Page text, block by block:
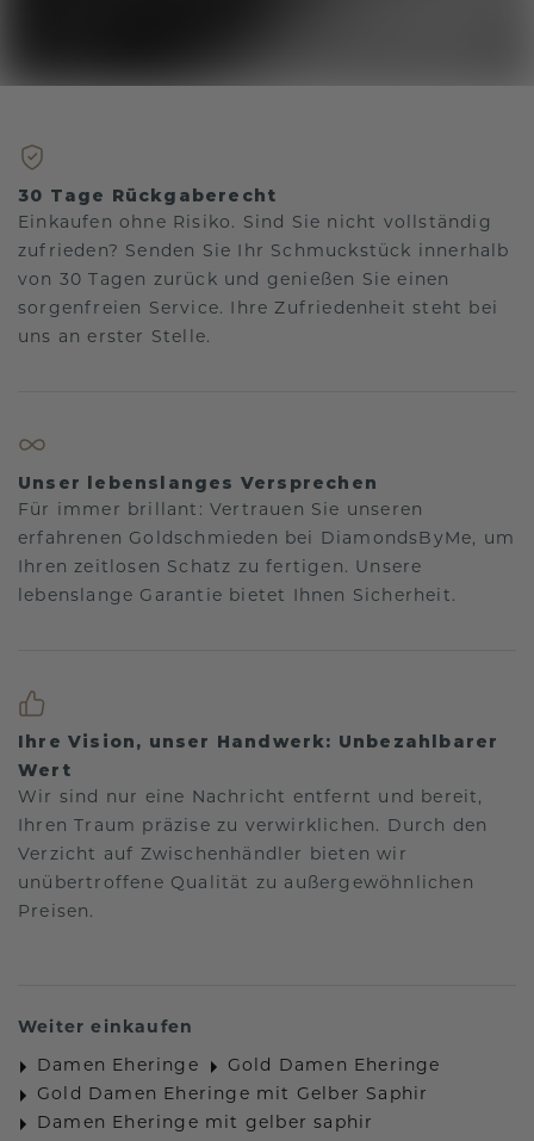
30 Tage Rückgaberecht
Einkaufen ohne Risiko. Sind Sie nicht vollständig
zufrieden? Senden Sie Ihr Schmuckstück innerhalb
von 30 Tagen zurück und genießen Sie einen
sorgenfreien Service. Ihre Zufriedenheit steht bei
uns an erster Stelle.
Unser lebenslanges Versprechen
Für immer brillant: Vertrauen Sie unseren
erfahrenen Goldschmieden bei DiamondsByMe, um
Ihren zeitlosen Schatz zu fertigen. Unsere
lebenslange Garantie bietet Ihnen Sicherheit.
Ihre Vision, unser Handwerk: Unbezahlbarer
Wert
Wir sind nur eine Nachricht entfernt und bereit,
Ihren Traum präzise zu verwirklichen. Durch den
Verzicht auf Zwischenhändler bieten wir
unübertroffene Qualität zu außergewöhnlichen
Preisen.
Weiter einkaufen
Damen Eheringe
Gold Damen Eheringe
Gold Damen Eheringe mit Gelber Saphir
Damen Eheringe mit gelber saphir